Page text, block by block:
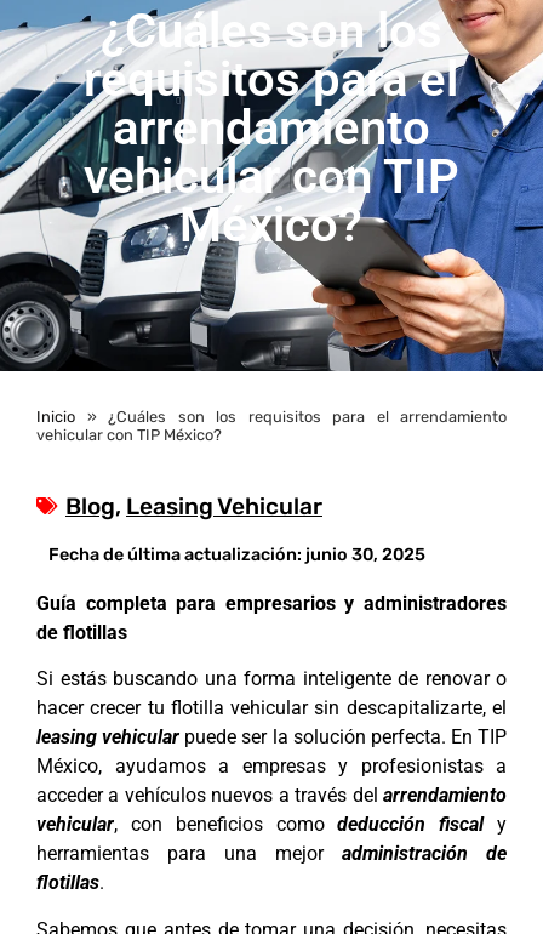
¿Cuáles son los
requisitos para el
arrendamiento
vehicular con TIP
México?
Inicio » ¿Cuáles son los requisitos para el arrendamiento
vehicular con TIP México?
Blog, Leasing Vehicular
Fecha de última actualización: junio 30, 2025
Guía completa para empresarios y administradores
de flotillas
Si estás buscando una forma inteligente de renovar o
hacer crecer tu flotilla vehicular sin descapitalizarte, el
leasing vehicular puede ser la solución perfecta. En TIP
México, ayudamos a empresas y profesionistas a
acceder a vehículos nuevos a través del arrendamiento
vehicular, con beneficios comodeducción fiscaly
herramientas para una mejor administración de
flotillas.